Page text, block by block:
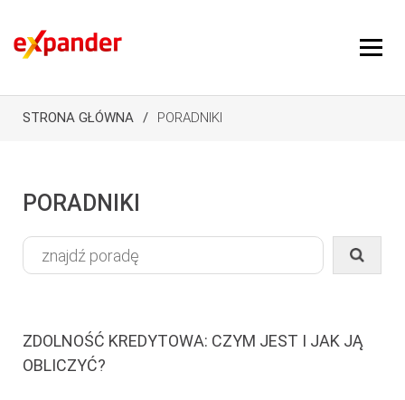
STRONA GŁÓWNA PORADNIKI
PORADNIKI
ZDOLNOŚĆ KREDYTOWA: CZYM JEST I JAK JĄ
OBLICZYĆ?